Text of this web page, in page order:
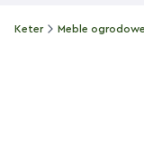
Keter Meble ogrodowe